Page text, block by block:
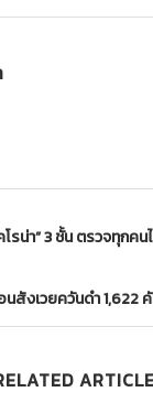
รน่า” 3 ชั้น ตรวจทุกคน
นสังเวยควันดำ 1,622